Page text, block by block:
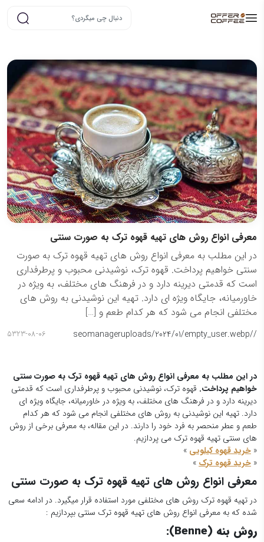
معرفی انواع روش های تهیه قهوه ترک به صورت سنتی
در این مطلب به معرفی انواع روش های تهیه قهوه ترک به صورت
سنتی خواهیم پرداخت. قهوه ترک، نوشیدنی محبوب و پرطرفداری
است که قدمتی دیرینه دارد و در فرهنگ های مختلف، به ویژه در
خاورمیانه، جایگاه ویژه ای دارد. تهیه این نوشیدنی به روش های
مختلفی انجام می شود که هر کدام طعم و […]
/
/uploads/2024/01/empty_user.webp
seomanager
5323-08-06
در این مطلب به معرفی انواع روش های تهیه قهوه ترک به صورت سنتی
خواهیم پرداخت. قهوه ترک، نوشیدنی محبوب و پرطرفداری است که قدمتی
دیرینه دارد و در فرهنگ های مختلف، به ویژه در خاورمیانه، جایگاه ویژه ای
دارد. تهیه این نوشیدنی به روش های مختلفی انجام می شود که هر کدام
طعم و عطر منحصر به فرد خود را دارند. در این مقاله، به معرفی برخی از روش
های سنتی تهیه قهوه ترک می پردازیم.
« خرید قهوه کیلویی »
« خرید قهوه ترک»
معرفی انواع روش های تهیه قهوه ترک به صورت سنتی
در تهیه قهوه ترک روش های مختلفی مورد استفاده قرار میگیرد. در ادامه سعی
شده که به معرفی انواع روش های تهیه قهوه ترک سنتی بپردازیم :
روش بنه (Benne
):